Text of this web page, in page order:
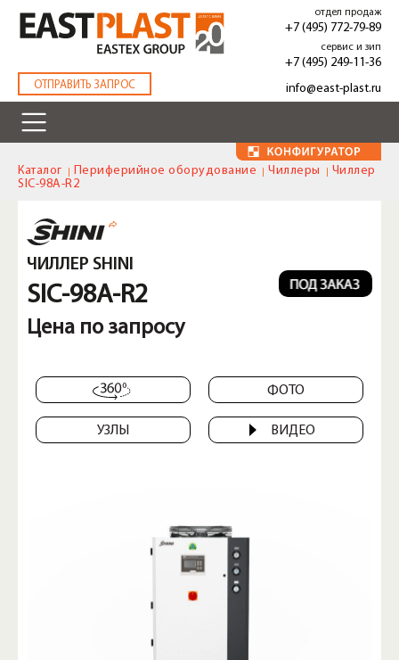
основному
содержанию
ОТПРАВИТЬ ЗАПРОС
отдел продаж
+7 (495) 772-79-89
сервис и зип
+7 (495) 249-11-36
info@east-plast.ru
Каталог Периферийное оборудование Чиллеры
Чиллер
SIC-98A-R2
ЧИЛЛЕР SHINI
SIC-98A-R2
Цена по запросу
ФОТО
УЗЛЫ ВИДЕО